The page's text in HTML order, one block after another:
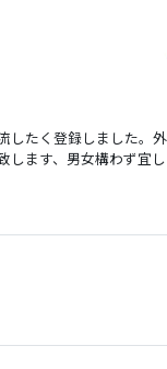
したく登録しました。
ます、男女構わず宜